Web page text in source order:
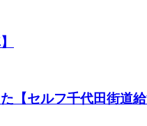
【セルフ千代田街道